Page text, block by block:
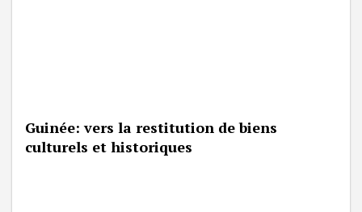
Guinée: vers la restitution de biens
culturels et historiques